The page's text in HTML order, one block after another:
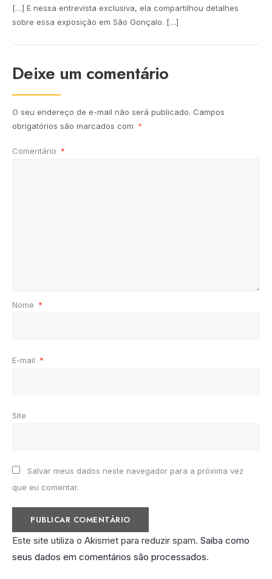
[…] E nessa entrevista exclusiva, ela compartilhou detalhes
sobre essa exposição em São Gonçalo. […]
Deixe um comentário
O seu endereço de e-mail não será publicado. Campos
obrigatórios são marcados com *
Comentário *
Nome *
E-mail *
Site
Salvar meus dados neste navegador para a próxima vez
que eu comentar.
Este site utiliza o Akismet para reduzir spam. Saiba como
seus dados em comentários são processados.